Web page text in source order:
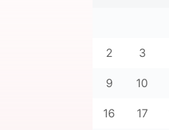
2 3
9 10
16 17